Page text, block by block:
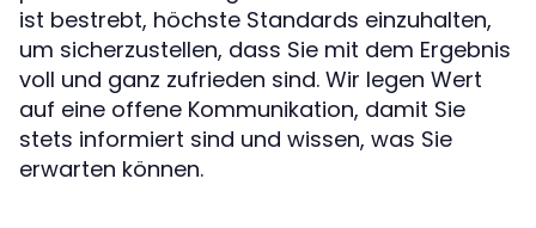
ist bestrebt, höchste Standards einzuhalten,
um sicherzustellen, dass Sie mit dem Ergebnis
voll und ganz zufrieden sind. Wir legen Wert
auf eine offene Kommunikation, damit Sie
stets informiert sind und wissen, was Sie
erwarten können.